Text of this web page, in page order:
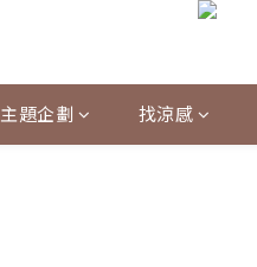
主題企劃 找涼感